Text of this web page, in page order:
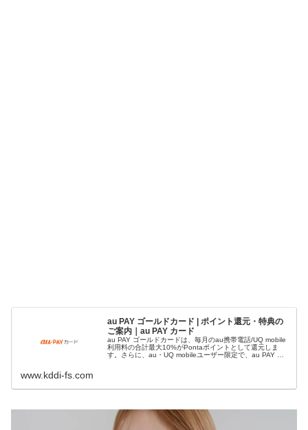
au PAY ゴールドカード | ポイント還元・特典の
ご案内｜au PAY カード
au PAY ゴールドカードは、毎月のau携帯電話/UQ mobile
利用料の合計最大10%がPontaポイントとして還元しま
す。さらに、au・UQ mobileユーザー限定で、au PAY ゴ
www.kddi-fs.com